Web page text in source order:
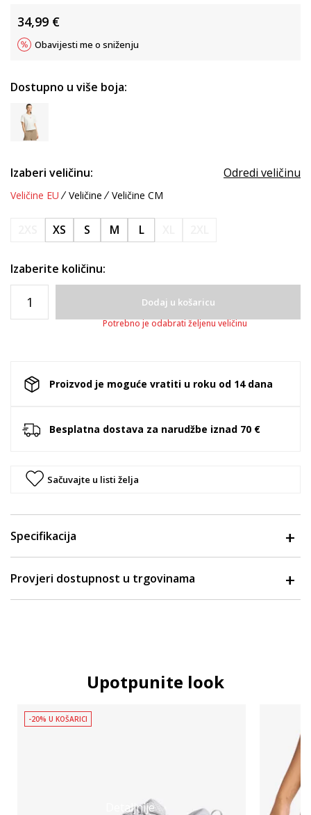
34,99 €
Obavijesti me o sniženju
Dostupno u više boja:
Izaberi veličinu: Odredi veličinu
Veličine EU Veličine Veličine CM
XS S M L
Izaberite količinu:
Dodaj u košaricu
Potrebno je odabrati željenu veličinu
Proizvod je moguće vratiti u roku od 14 dana
Besplatna dostava za narudžbe iznad 70 €
Sačuvajte u listi želja
Specifikacija
Provjeri dostupnost u trgovinama
Upotpunite look
Detaljnije
-20% U KOŠARICI